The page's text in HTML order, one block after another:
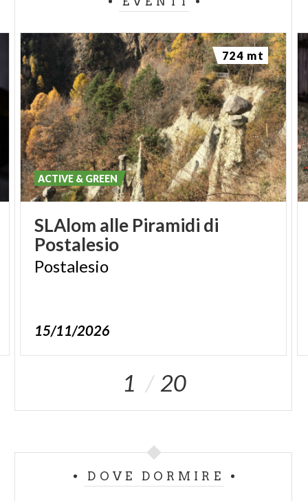
SLAlom alle Piramidi di
Postalesio
Postalesio
15/11/2026
ACTIVE & GREEN
724 mt
1 20
DOVE DORMIRE